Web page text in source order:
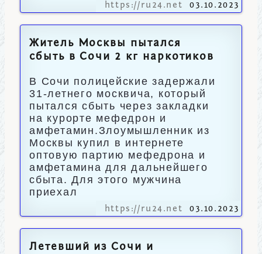
https://ru24.net 03.10.2023
Житель Москвы пытался
сбыть в Сочи 2 кг наркотиков
В Сочи полицейские задержали
31-летнего москвича, который
пытался сбыть через закладки
на курорте мефедрон и
амфетамин.Злоумышленник из
Москвы купил в интернете
оптовую партию мефедрона и
амфетамина для дальнейшего
сбыта. Для этого мужчина
приехал
https://ru24.net 03.10.2023
Летевший из Сочи и